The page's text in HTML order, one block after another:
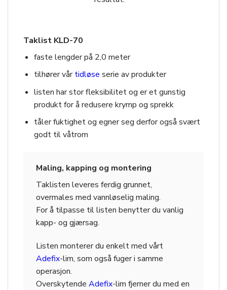
Taklist KLD-70
faste lengder på 2,0 meter
tilhører vårtidløse serie av produkter
listen har stor fleksibilitet og er et gunstig
produkt for å redusere krymp og sprekk
tåler fuktighet og egner seg derfor også svært
godt til våtrom
Maling, kapping og montering
Taklisten leveres ferdig grunnet,
overmales med vannløselig maling.
For å tilpasse til listen benytter du vanlig
kapp- og gjærsag.
Listen monterer du enkelt med vårt
Adefix-lim, som også fuger i samme
operasjon.
Overskytende Adefix-lim fjerner du med en